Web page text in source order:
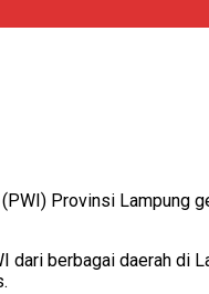
Provinsi Lampung
dari berbagai daerah di